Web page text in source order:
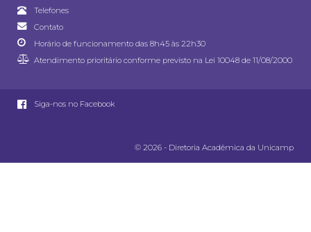
Telefones
Contato
Horário de funcionamento das 8h45 às 22h30
Atendimento prioritário conforme previsto na Lei 10048 de 11/08/2000
Siga-nos no Facebook
© 2026 - Diretoria Acadêmica da Unicamp